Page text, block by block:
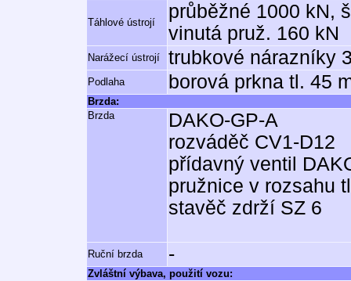
Táhlové ústrojí
průběžné 1000 kN,
vinutá pruž. 160 kN
Narážecí ústrojí trubkové nárazníky
Podlaha borová prkna tl. 45
Brzda:
Brzda
DAKO-GP-A
rozváděč CV1-D12
přídavný ventil
pružnice v rozsahu
stavěč zdrží SZ 6
Ruční brzda -
Zvláštní výbava, použití vozu: